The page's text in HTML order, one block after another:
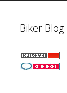
Biker